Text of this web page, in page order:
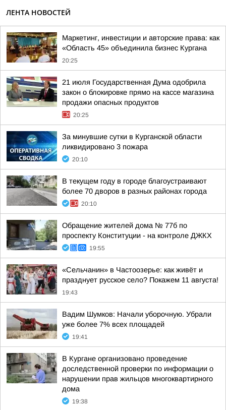
ЛЕНТА НОВОСТЕЙ
Маркетинг, инвестиции и авторские права: как
«Область 45» объединила бизнес Кургана
20:25
21 июля Государственная Дума одобрила
закон о блокировке прямо на кассе магазина
продажи опасных продуктов
20:25
За минувшие сутки в Курганской области
ликвидировано 3 пожара
20:10
В текущем году в городе благоустраивают
более 70 дворов в разных районах города
20:10
Обращение жителей дома № 77б по
проспекту Конституции - на контроле ДЖКХ
19:55
«Сельчанин» в Частоозерье: как живёт и
празднует русское село? Покажем 11 августа!
19:43
Вадим Шумков: Начали уборочную. Убрали
уже более 7% всех площадей
19:41
В Кургане организовано проведение
доследственной проверки по информации о
нарушении прав жильцов многоквартирного
дома
19:38